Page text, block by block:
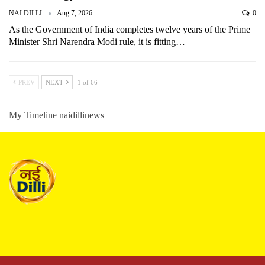
NAI DILLI Aug 7, 2026 0
As the Government of India completes twelve years of the Prime
Minister Shri Narendra Modi rule, it is fitting…
PREV NEXT 1 of 66
My Timeline naidillinews